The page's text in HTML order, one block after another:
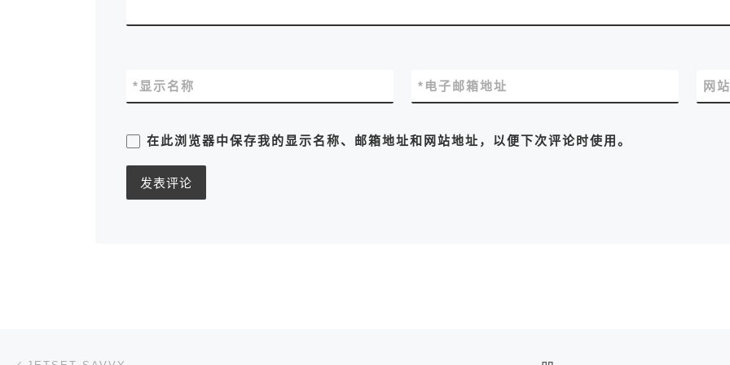
显示名称
* 电子邮箱地址
* 网
在此浏览器中保存我的显示名称、邮箱地址和网站地址，以便下次评论时使用。
文章导航